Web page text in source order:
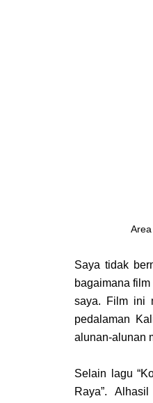
Saya tidak
bagaimana
saya. Film ini
pedalaman
alunan-alunan
Selain lagu
Raya”. Alhasil